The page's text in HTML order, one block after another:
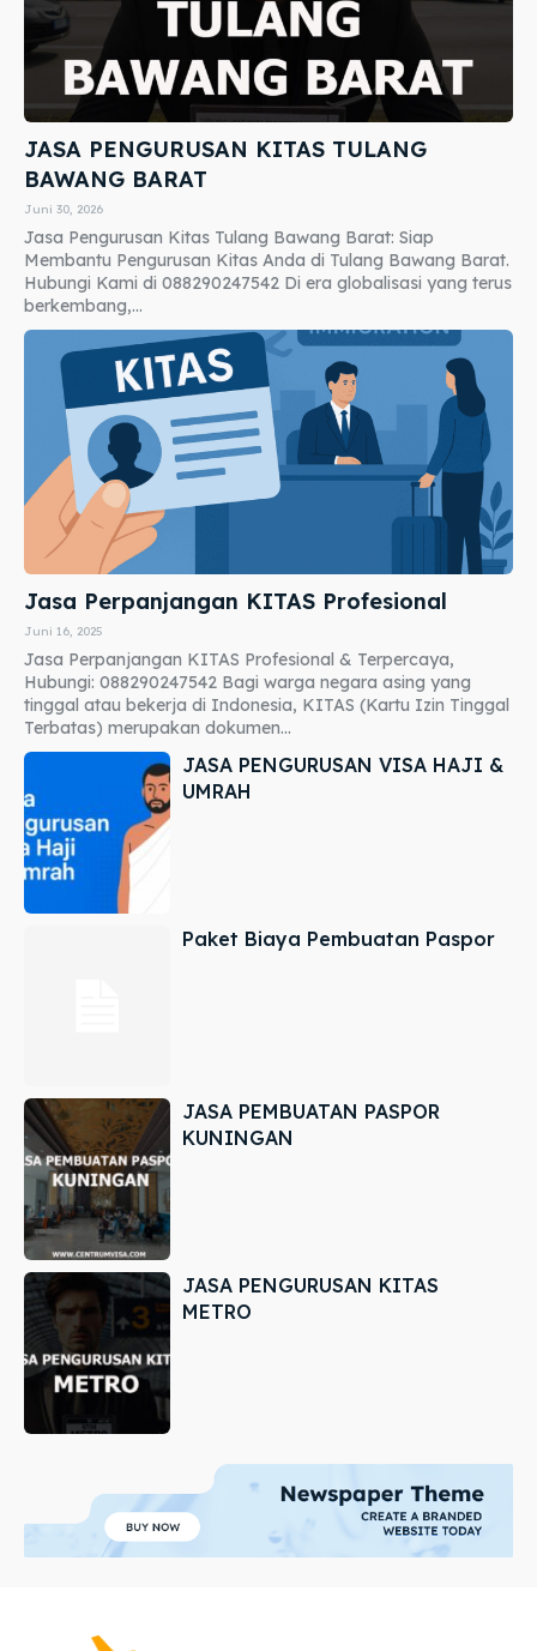
JASA PENGURUSAN KITAS TULANG
BAWANG BARAT
Juni 30, 2026
Jasa Pengurusan Kitas Tulang Bawang Barat: Siap
Membantu Pengurusan Kitas Anda di Tulang Bawang Barat.
Hubungi Kami di 088290247542 Di era globalisasi yang terus
berkembang,...
Jasa Perpanjangan KITAS Profesional
Juni 16, 2025
Jasa Perpanjangan KITAS Profesional & Terpercaya,
Hubungi: 088290247542 Bagi warga negara asing yang
tinggal atau bekerja di Indonesia, KITAS (Kartu Izin Tinggal
Terbatas) merupakan dokumen...
JASA PENGURUSAN VISA HAJI &
UMRAH
Paket Biaya Pembuatan Paspor
JASA PEMBUATAN PASPOR
KUNINGAN
JASA PENGURUSAN KITAS
METRO